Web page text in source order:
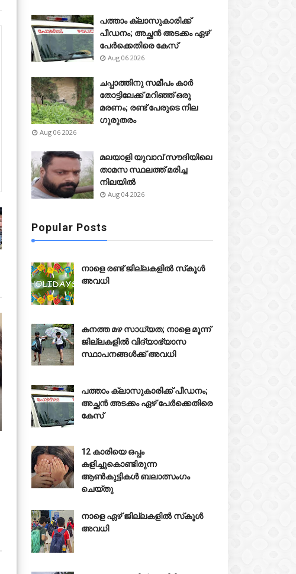
Crime
ലൈംഗികാതിക്രമം;
അധ്യാപകൻ അറസ്റ്റിൽ
Jul 24 2026
പത്താം ക്ലാസുകാരിക്ക്
പീഡനം; അച്ഛൻ അടക്കം ഏഴ്
പേർക്കെതിരെ കേസ്
Aug 06 2026
ചപ്പാത്തിനു സമീപം കാർ
തോട്ടിലേക്ക് മറിഞ്ഞ് ഒരു
മരണം; രണ്ട് പേരുടെ നില
ഗുരുതരം
Aug 06 2026
മലയാളി യുവാവ് സൗദിയിലെ
താമസ സ്ഥലത്ത് മരിച്ച
നിലയിൽ
Aug 04 2026
Popular Posts
നാളെ രണ്ട് ജില്ലകളിൽ സ്‌കൂൾ
അവധി
കനത്ത മഴ സാധ്യത; നാളെ മൂന്ന്
ജില്ലകളിൽ വിദ്യാഭ്യാസ
സ്ഥാപനങ്ങൾക്ക് അവധി
പത്താം ക്ലാസുകാരിക്ക് പീഡനം;
അച്ഛൻ അടക്കം ഏഴ് പേർക്കെതിരെ
കേസ്
12 കാരിയെ ഒപ്പം
കളിച്ചുകൊണ്ടിരുന്ന
ആൺകുട്ടികൾ ബലാത്സംഗം
ചെയ്‌തു
നാളെ ഏഴ് ജില്ലകളിൽ സ്‌കൂൾ
അവധി